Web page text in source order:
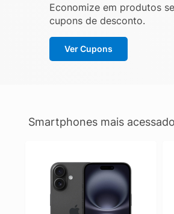
Economize em produtos
cupons de desconto.
Ver Cupons
Smartphones mais